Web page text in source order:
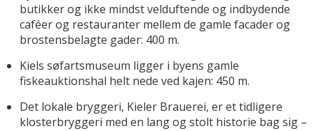
butikker og ikke mindst velduftende og indbydende
caféer og restauranter mellem de gamle facader og
brostensbelagte gader: 400 m.
Kiels søfartsmuseum ligger i byens gamle
fiskeauktionshal helt nede ved kajen: 450 m.
Det lokale bryggeri, Kieler Brauerei, er et tidligere
klosterbryggeri med en lang og stolt historie bag sig –